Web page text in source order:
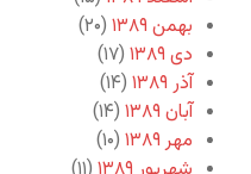
بهمن ۱۳۸۹
(۲۰)
دی ۱۳۸۹
(۱۷)
آذر ۱۳۸۹
(۱۴)
آبان ۱۳۸۹
(۱۴)
مهر ۱۳۸۹
(۱۰)